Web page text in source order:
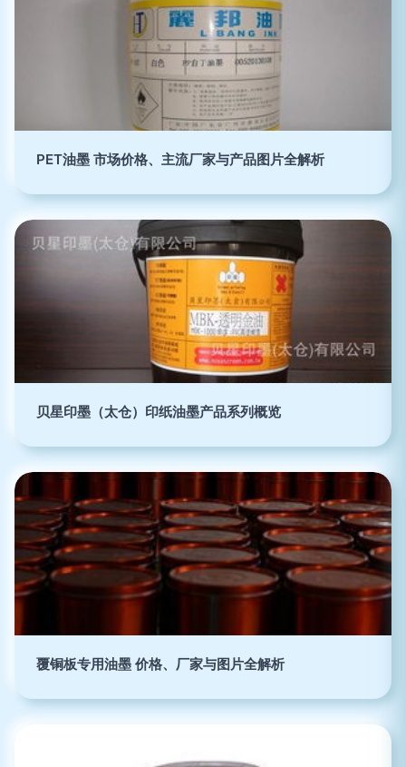
PET油墨 市场价格、主流厂家与产品图片全解析
贝星印墨（太仓）印纸油墨产品系列概览
覆铜板专用油墨 价格、厂家与图片全解析